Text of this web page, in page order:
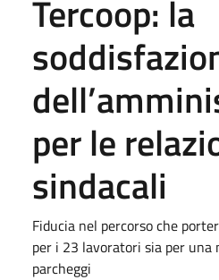
Tercoop: la
per le
sindacali
Fiducia nel percorso che
per i 23 lavoratori sia per una
parcheggi